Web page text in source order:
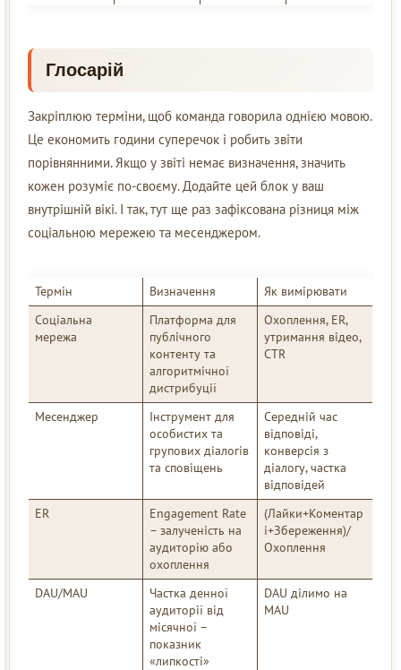
Глосарій
Закріплюю терміни, щоб команда говорила однією мовою.
Це економить години суперечок і робить звіти
порівнянними. Якщо у звіті немає визначення, значить
кожен розуміє по-своєму. Додайте цей блок у ваш
внутрішній вікі. І так, тут ще раз зафіксована різниця між
соціальною мережею та месенджером.
Термін Визначення
Як вимірювати
Соціальна
мережа
Платформа для
публічного
контенту та
алгоритмічної
дистрибуції
Охоплення, ER,
утримання відео,
CTR
Месенджер
Інструмент для
особистих та
групових діалогів
та сповіщень
Середній час
відповіді,
конверсія з
діалогу, частка
відповідей
ER
Engagement Rate
– залученість на
аудиторію або
охоплення
(Лайки+Коментар
і+Збереження)/
Охоплення
DAU/MAU
Частка денної
аудиторії від
місячної –
показник
«липкості»
DAU ділимо на
MAU